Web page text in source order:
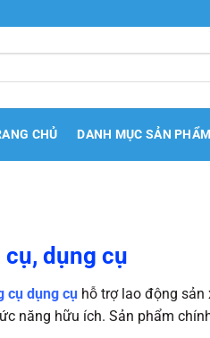
CHỦ DANH MỤC SẢN PHẨM
cụ, dụng cụ
cụ dụng cụ hỗ trợ lao động sản
năng hữu ích. Sản phẩm